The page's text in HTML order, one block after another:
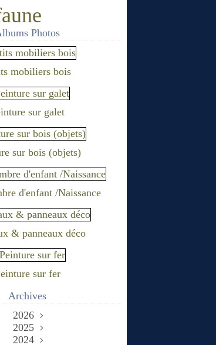
Photos
mobiliers bois
sur galet
sur bois (objets)
d'enfant /Naissance
& panneaux déco
sur fer
Archives
2026
Juin (2)
Mai (1)
2025
Décembre
2024